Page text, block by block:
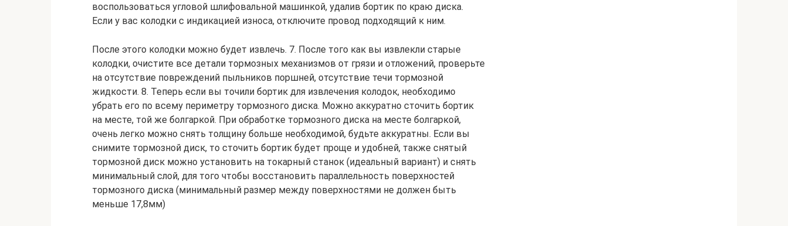
воспользоваться угловой шлифовальной машинкой, удалив бортик по краю диска.
Если у вас колодки с индикацией износа, отключите провод подходящий к ним.
После этого колодки можно будет извлечь. 7. После того как вы извлекли старые
колодки, очистите все детали тормозных механизмов от грязи и отложений, проверьте
на отсутствие повреждений пыльников поршней, отсутствие течи тормозной
жидкости. 8. Теперь если вы точили бортик для извлечения колодок, необходимо
убрать его по всему периметру тормозного диска. Можно аккуратно сточить бортик
на месте, той же болгаркой. При обработке тормозного диска на месте болгаркой,
очень легко можно снять толщину больше необходимой, будьте аккуратны. Если вы
снимите тормозной диск, то сточить бортик будет проще и удобней, также снятый
тормозной диск можно установить на токарный станок (идеальный вариант) и снять
минимальный слой, для того чтобы восстановить параллельность поверхностей
тормозного диска (минимальный размер между поверхностями не должен быть
меньше 17,8мм)